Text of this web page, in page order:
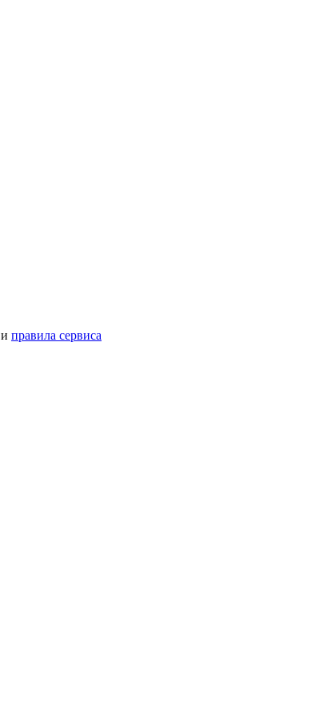
и правила сервиса